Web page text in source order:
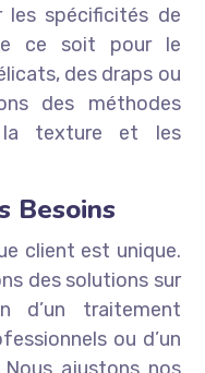
les spécificités de
ce soit pour le
des draps ou
des méthodes
la texture et les
Besoins
client est unique.
des solutions sur
d’un traitement
ou d’un